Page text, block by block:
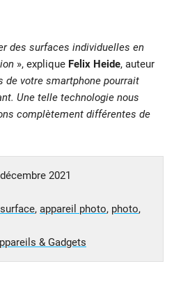
des surfaces individuelles en
», explique Felix Heide, auteur
de votre smartphone pourrait
Une telle technologie nous
complètement différentes de
2021
, appareil photo, photo,
& Gadgets